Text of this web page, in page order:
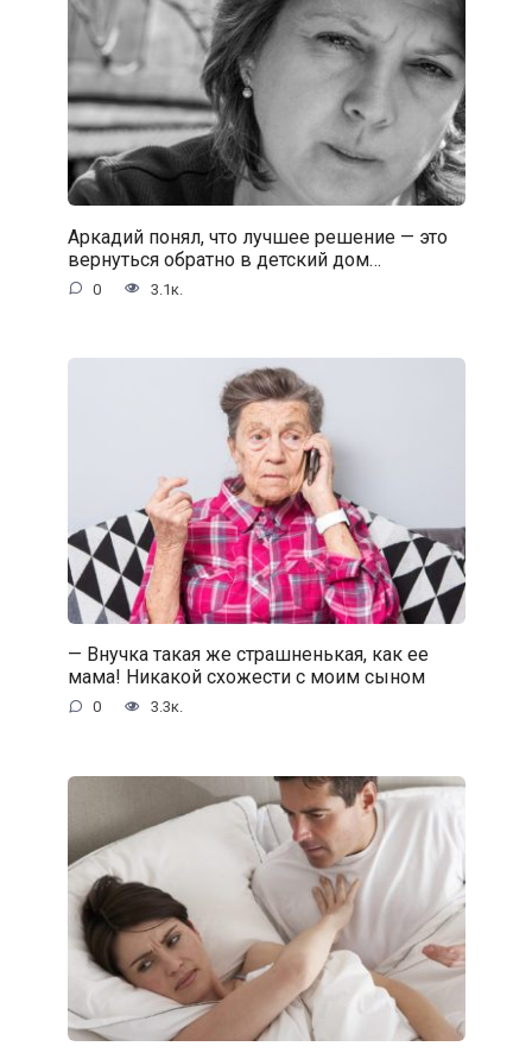
Аркадий понял, что лучшее решение — это
вернуться обратно в детский дом…
0 3.1к.
— Внучка такая же страшненькая, как ее
мама! Никакой схожести с моим сыном
0 3.3к.